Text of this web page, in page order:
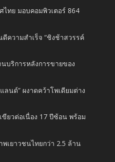
ทย มอบคอมพิวเตอร์ 864
ความสำเร็จ “ชิงช้าสวรรค์
บริการหลังการขายของ
ลนด์” ผงาดคว้าโพเดียมต่าง
ขียวต่อเนื่อง 17 ปีซ้อน พร้อม
เยาวชนไทยกว่า 2.5 ล้าน